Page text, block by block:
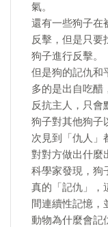
氣。
還有一些狗子在
反擊，但是只要
狗子進行反擊。
但是狗的記仇和
多的是出自吃醋
反抗主人，只會
狗子對其他狗子
次見到「仇人」
對對方做出什麼
科學家發現，狗
真的「記仇」，
間連續性記憶，
動物為什麼會記